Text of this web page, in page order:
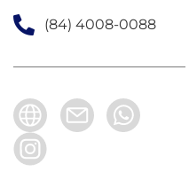
(84) 4008-0088